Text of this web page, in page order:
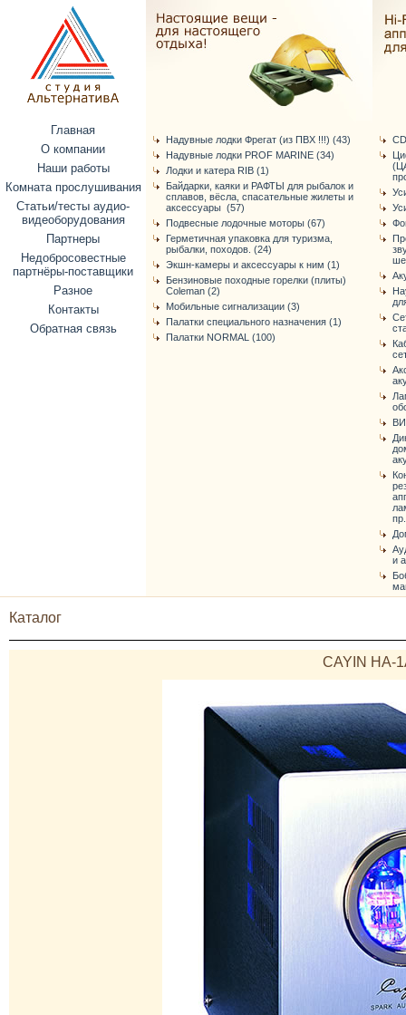
Главная
О компании
Наши работы
Комната прослушивания
Статьи/тесты аудио-
видеоборудования
Партнеры
Недобросовестные
партнёры-поставщики
Разное
Контакты
Обратная связь
Надувные лодки Фрегат (из ПВХ !!!) (43)
Надувные лодки PROF MARINE (34)
Лодки и катера RIB (1)
Байдарки, каяки и РАФТЫ для рыбалок и
сплавов, вёсла, спасательные жилеты и
аксессуары (57)
Подвесные лодочные моторы (67)
Герметичная упаковка для туризма,
рыбалки, походов. (24)
Экшн-камеры и аксессуары к ним (1)
Бензиновые походные горелки (плиты)
Coleman (2)
Мобильные сигнализации (3)
Палатки специального назначения (1)
Палатки NORMAL (100)
и
Каталог
CAYIN HA-